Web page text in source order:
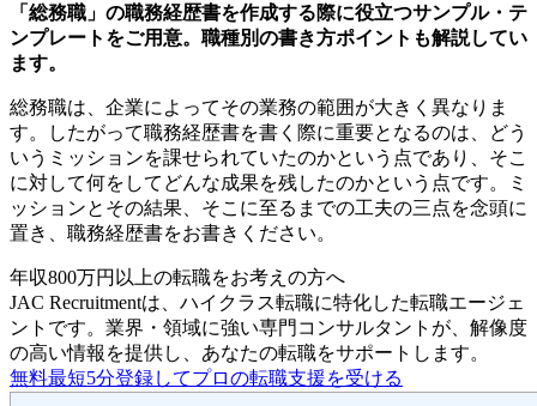
「総務職」の職務経歴書を作成する際に役立つサンプル・テ
ンプレートをご用意。職種別の書き方ポイントも解説してい
ます。
総務職は、企業によってその業務の範囲が大きく異なりま
す。したがって職務経歴書を書く際に重要となるのは、どう
いうミッションを課せられていたのかという点であり、そこ
に対して何をしてどんな成果を残したのかという点です。ミ
ッションとその結果、そこに至るまでの工夫の三点を念頭に
置き、職務経歴書をお書きください。
年収800万円以上の転職をお考えの方へ
JAC Recruitmentは、ハイクラス転職に特化した転職エージェ
ントです。 業界・領域に強い専門コンサルタントが、解像度
の高い情報を提供し、あなたの転職をサポートします。
無料最短5分登録してプロの転職支援を受ける